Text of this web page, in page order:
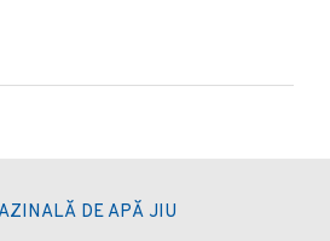
DE APĂ JIU